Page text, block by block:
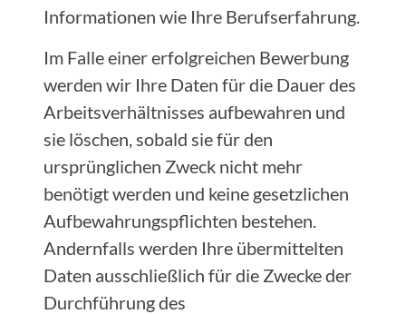
Informationen wie Ihre Berufserfahrung.
Im Falle einer erfolgreichen Bewerbung
werden wir Ihre Daten für die Dauer des
Arbeitsverhältnisses aufbewahren und
sie löschen, sobald sie für den
ursprünglichen Zweck nicht mehr
benötigt werden und keine gesetzlichen
Aufbewahrungspflichten bestehen.
Andernfalls werden Ihre übermittelten
Daten ausschließlich für die Zwecke der
Durchführung des